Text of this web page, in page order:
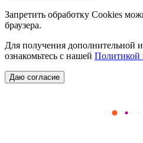
Запретить обработку Cookies
браузера.
Для получения дополнительной
ознакомьтесь с нашей Политикой
Даю согласие